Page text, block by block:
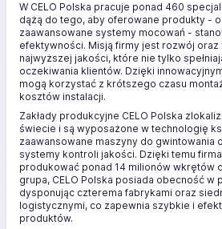
W CELO Polska pracuje ponad 460
dążą do tego, aby oferowane produkty -
zaawansowane systemy mocowań -
efektywności. Misją firmy jest rozwój
najwyższej jakości, które nie tylko
oczekiwania klientów. Dzięki
mogą korzystać z krótszego czasu
kosztów instalacji.
Zakłady produkcyjne CELO Polska
świecie i są wyposażone w technologię
zaawansowane maszyny do gwintowania
systemy kontroli jakości. Dzięki temu
produkować ponad 14 milionów wkrętów
grupa, CELO Polska posiada obecność w
dysponując czterema fabrykami oraz
logistycznymi, co zapewnia szybkie i
produktów.